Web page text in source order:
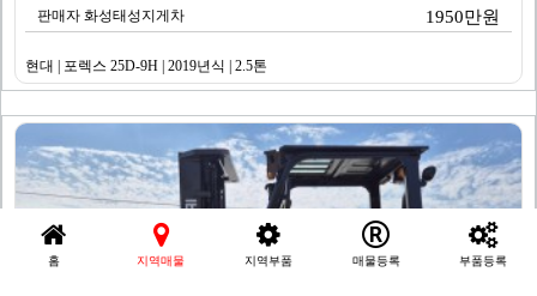
판매자 화성태성지게차 1950만원
현대 | 포렉스 25D-9H | 2019년식 | 2.5톤
홈 지역매물 지역부품 매물등록 부품등록